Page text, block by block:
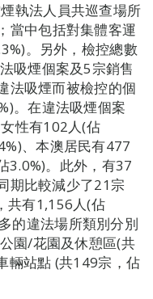
執法人員共巡查場所
當中包括對集體客運
。另外，檢控總數
吸煙個案及5宗銷售
法吸煙而被檢控的個
。在違法吸煙個案
性有102人(佔
、本澳居民有477
3.0%)。此外，有37
期比較減少了21宗
共有1,156人(佔
的違法場所類別分別
園/花園及休憩區(共
輛站點 (共149宗，佔